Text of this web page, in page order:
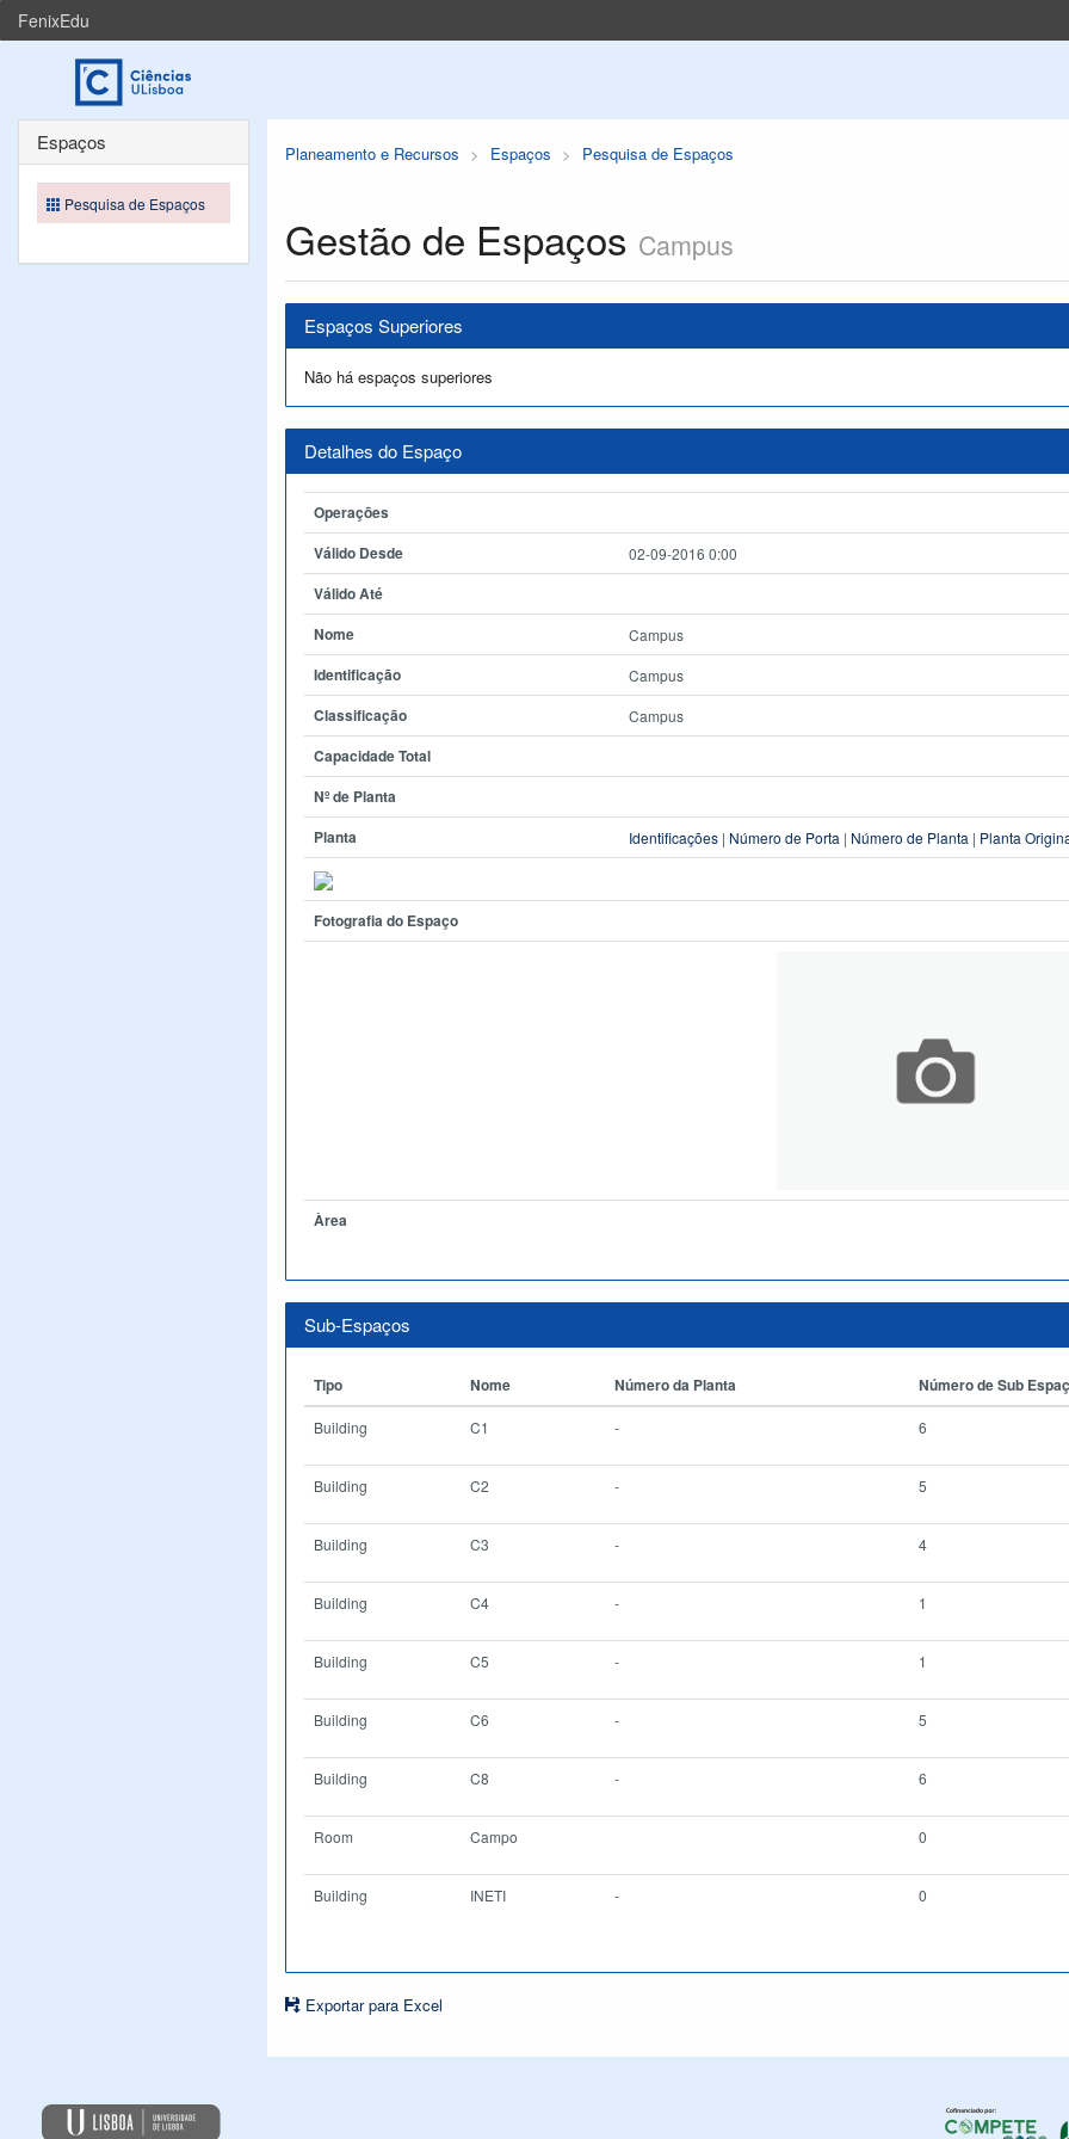
FenixEdu
Planeamento e Recursos Espaços Pesquisa de Espaços
Gestão de Espaços Campus
Espaços Superiores
Não há espaços superiores
Detalhes do Espaço
Operações
Válido Desde
02-09-2016 0:00
Válido Até
Nome
Campus
Identificação Campus
Classificação Campus
Capacidade Total
Nº de Planta
Planta
Identificações | Número de Porta | Número de Planta | Planta
Fotografia do Espaço
Àrea
Sub-Espaços
Tipo Nome Número da Planta Número de Sub
Building C1 - 6
Building C2 - 5
Building C3 - 4
Building C4 - 1
Building C5 - 1
Building C6 - 5
Building C8 - 6
Room Campo 0
Building INETI - 0
Exportar para Excel
Espaços
Pesquisa de Espaços